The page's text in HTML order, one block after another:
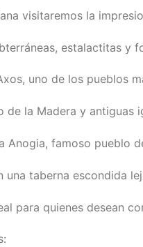
visitaremos la
estalactitas y
uno de los pueblos
de la Madera y antiguas
Anogia, famoso pueblo
una taberna escondida
para quienes desean